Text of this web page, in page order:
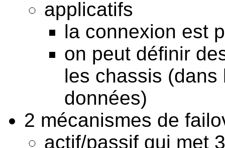
applicatifs
la connexion est
on peut définir
les chassis
données)
2 mécanismes de
actif/passif qui met